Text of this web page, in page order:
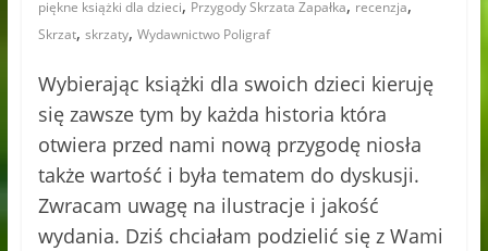
piękne książki dla dzieci, Przygody Skrzata Zapałka, recenzja,
Skrzat, skrzaty, Wydawnictwo Poligraf
Wybierając książki dla swoich dzieci kieruję
się zawsze tym by każda historia która
otwiera przed nami nową przygodę niosła
także wartość i była tematem do dyskusji.
Zwracam uwagę na ilustracje i jakość
wydania. Dziś chciałam podzielić się z Wami